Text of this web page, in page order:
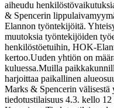
aiheudu
& Spencerin
Elannon työntekijöitä.
muutoksia työntekijöiden
henkilöstöetuihin, HOK-
kertoo.Uuden yhtiön on
kuluessa.Muilla
harjoittaa paikallinen
Marks & Spencerin välisestä
tiedotustilaisuus 4.3. kello